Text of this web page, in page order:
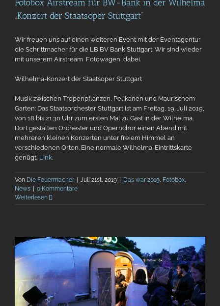
Fotobox Airstream für BW-Bank in der Wilhelma
„Konzert der Staatsoper Stuttgart“
Wir freuen uns auf einen weiteren Event mit der Eventagentur
die Schrittmacher für die LB BV Bank Stuttgart. Wir sind wieder
mit unserem Airstream Fotowagen dabei.
Wilhelma-Konzert der Staatsoper Stuttgart
Musik zwischen Tropenpflanzen, Pelikanen und Maurischem
Garten: Das Staatsorchester Stuttgart ist am Freitag, 19. Juli 2019,
von 18 bis 21.30 Uhr zum ersten Mal zu Gast in der Wilhelma.
Dort gestalten Orchester und Opernchor einen Abend mit
mehreren kleinen Konzerten unter freiem Himmel an
verschiedenen Orten. Eine normale Wilhelma-Eintrittskarte
genügt. Link.
Von Die Feuermacher Juli 21st, 2019 Das war 2019, Fotobox,
News
0 Kommentare
Weiterlesen